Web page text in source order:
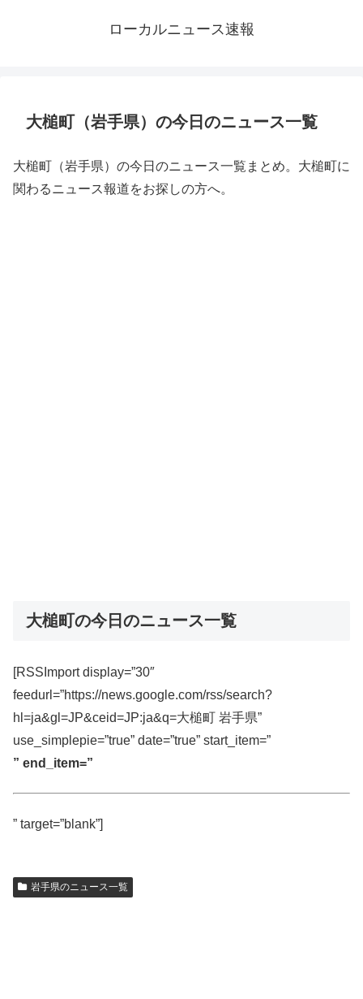
ローカルニュース速報
大槌町（岩手県）の今日のニュース一覧
大槌町（岩手県）の今日のニュース一覧まとめ。大槌町に
関わるニュース報道をお探しの方へ。
大槌町の今日のニュース一覧
[RSSImport display=”30″
feedurl=”https://news.google.com/rss/search?
hl=ja&gl=JP&ceid=JP:ja&q=大槌町 岩手県”
use_simplepie=”true” date=”true” start_item=”
” end_item=”
” target=”blank”]
岩手県のニュース一覧